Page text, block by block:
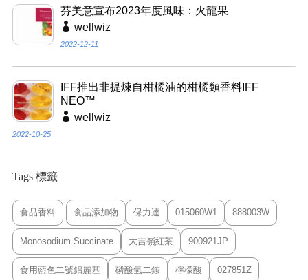
芬美意宣布2023年度風味：火龍果
wellwiz
2022-12-11
IFF推出非提煉自柑橘油的柑橘類香料IFF
NEO™
wellwiz
2022-10-25
Tags 標籤
食品香料 食品添加物 保力達 015060W1 888003W
Monosodium Succinate 大吉嶺紅茶 900921JP
食用藍色二號鋁麗基 磷酸氫二銨 檸檬酸 027851Z